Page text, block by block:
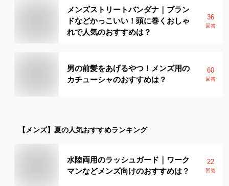
メンズストリートバンダナ｜ブラン
ドなどかっこいい！頭に巻くおしゃ
れで人気のおすすめは？
36
回答
男の前髪をあげるやつ！メンズ用の
カチューシャのおすすめは？
60
回答
【メンズ】 夏の人気おすすめランキング
水陸両用のラッシュガード｜ワーク
マンなどメンズ向けのおすすめは？
22
回答